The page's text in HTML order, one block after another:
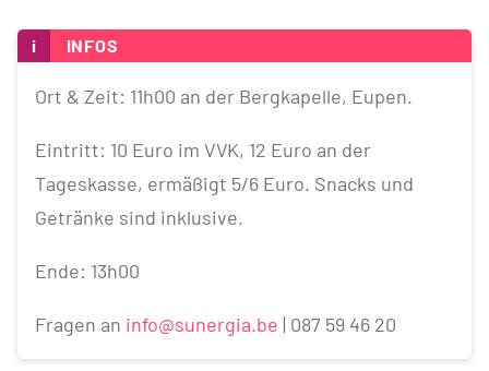
i INFOS
Ort & Zeit: 11h00 an der Bergkapelle, Eupen.
Eintritt: 10 Euro im VVK, 12 Euro an der
Tageskasse, ermäßigt 5/6 Euro. Snacks und
Getränke sind inklusive.
Ende: 13h00
Fragen an info@sunergia.be | 087 59 46 20